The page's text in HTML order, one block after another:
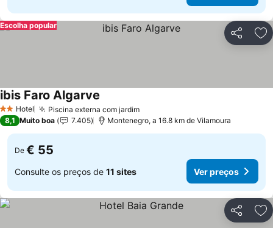
Partilhar
Escolha popular
2 Estrelas
Hotel Piscina externa com jardimVer preços
ibis Faro Algarve
8,1 Muito boa 7.405 Montenegro, a 16.8 km de Vilamoura
De € 55
Consulte os preços de 11 sites Ver preços
Partilhar